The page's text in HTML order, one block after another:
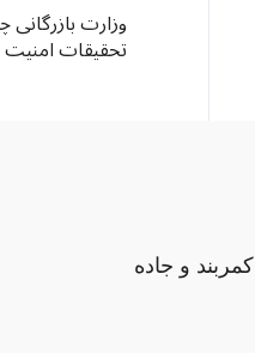
وزارت بازرگانی
تحقیقات
کمربند و جاده